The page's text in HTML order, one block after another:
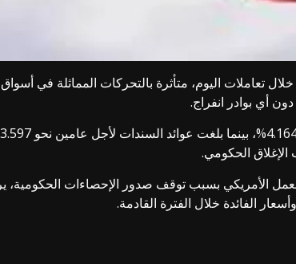
تعاملات اليوم، متأثرة بالتحركات المماثلة في
أي بوادر انفراج.
الإغلاق الحكومي.
الأمريكي بسبب توقف صدور الإحصاءات
الفائدة خلال الفترة القادمة.